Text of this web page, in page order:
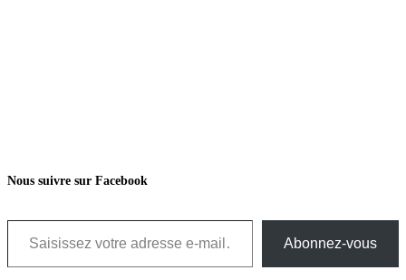
Nous suivre sur Facebook
Saisissez votre adresse e-mail…
Abonnez-vous